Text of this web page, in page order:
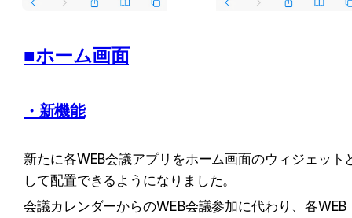
■ホーム画面
・新機能
新たに各WEB会議アプリをホーム画面のウィジェット
して配置できるようになりました。
会議カレンダーからのWEB会議参加に代わり、各WEB